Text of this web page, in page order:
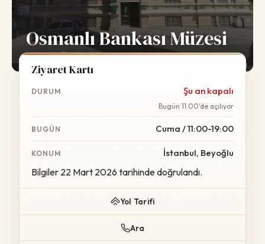
Osmanlı Bankası Müzesi
Wikimedia Commons
Ziyaret Kartı
DURUM Şu an kapalı
Bugün 11.00'de açılıyor
BUGÜN Cuma / 11:00-19:00
KONUM İstanbul, Beyoğlu
Bilgiler 22 Mart 2026 tarihinde doğrulandı.
Yol Tarifi
Ara